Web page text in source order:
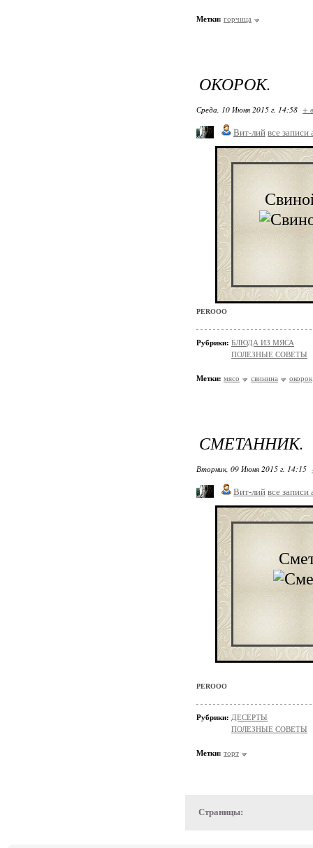
Метки: горчица
ОКОРОК.
Среда, 10 Июня 2015 г. 14:58 +
Вит-лий все записи
PEROOO
Рубрики: БЛЮДА ИЗ МЯСА
ПОЛЕЗНЫЕ СОВЕТЫ
Метки: мясо свинина окорок
СМЕТАННИК.
Вторник, 09 Июня 2015 г. 14:15
Вит-лий все записи
PEROOO
Рубрики: ДЕСЕРТЫ
ПОЛЕЗНЫЕ СОВЕТЫ
Метки: торт
Страницы: